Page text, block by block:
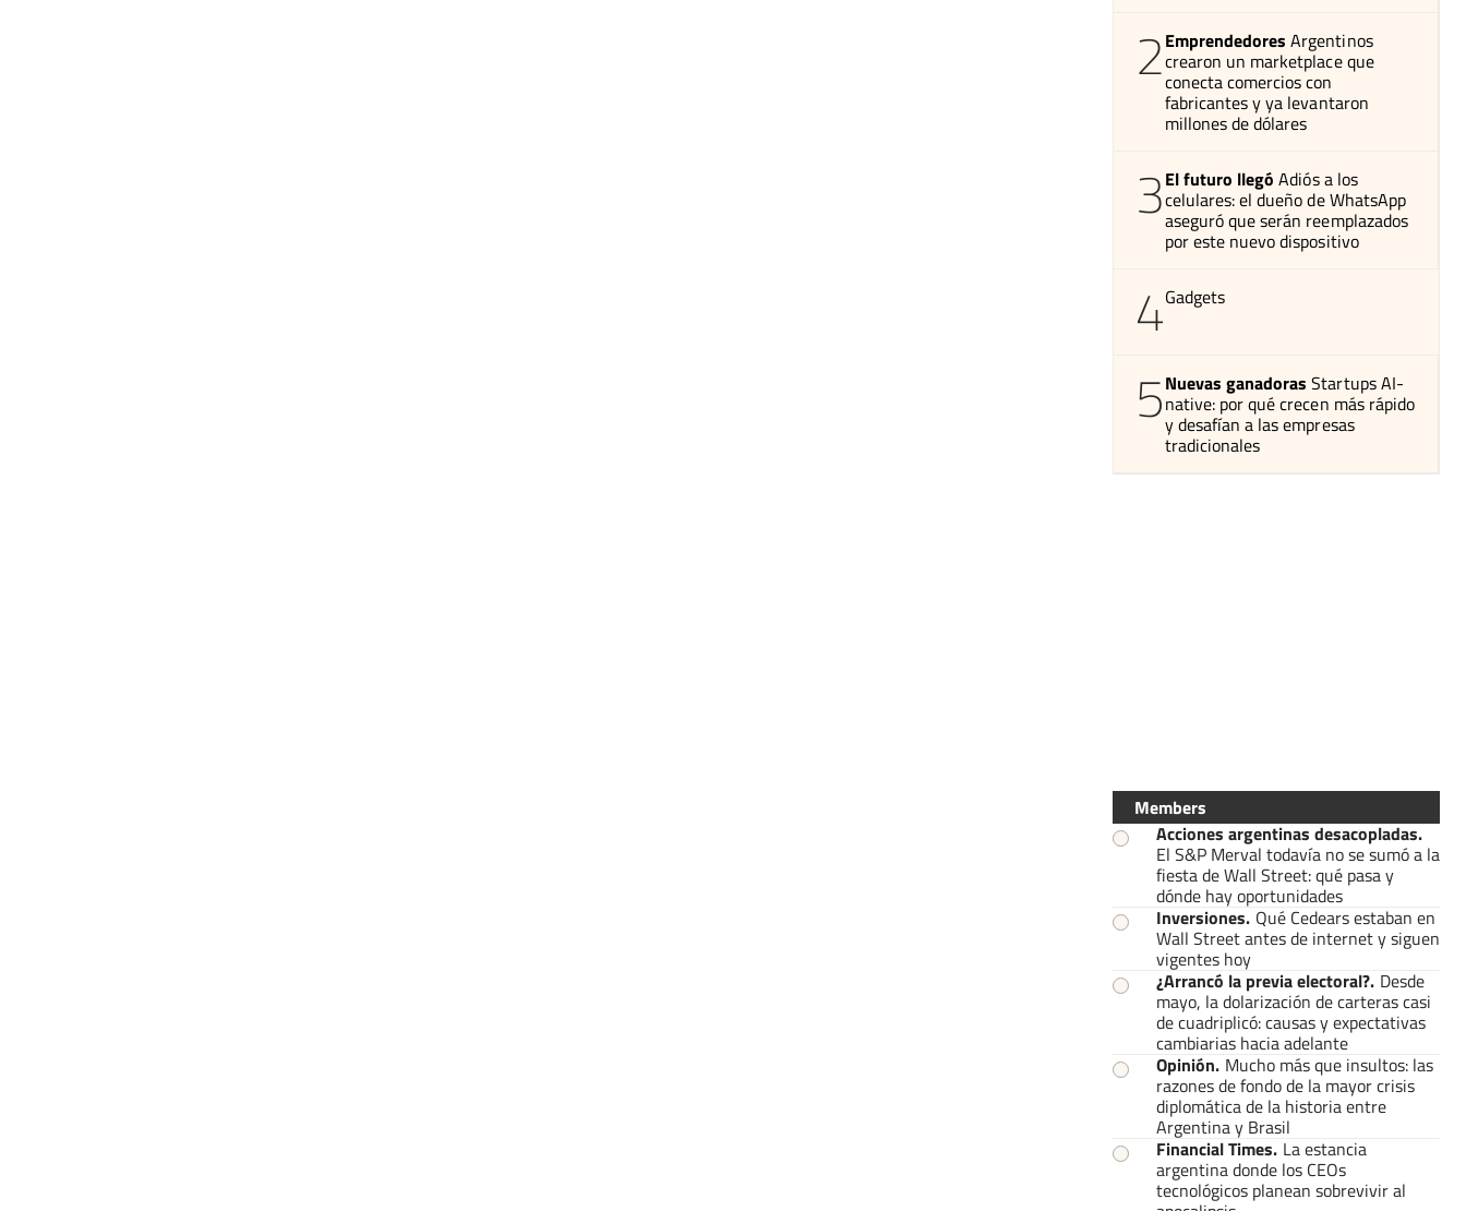
2Emprendedores Argentinos
crearon un marketplace que
conecta comercios con
fabricantes y ya levantaron
millones de dólares
3El futuro llegó Adiós a los
celulares: el dueño de WhatsApp
aseguró que serán reemplazados
por este nuevo dispositivo
4Gadgets
5Nuevas ganadoras Startups AI-
native: por qué crecen más rápido
y desafían a las empresas
tradicionales
Members
Acciones argentinas desacopladas.
El S&P Merval todavía no se sumó a la
fiesta de Wall Street: qué pasa y
dónde hay oportunidades
Inversiones. Qué Cedears estaban en
Wall Street antes de internet y siguen
vigentes hoy
¿Arrancó la previa electoral?. Desde
mayo, la dolarización de carteras casi
de cuadriplicó: causas y expectativas
cambiarias hacia adelante
Opinión. Mucho más que insultos: las
razones de fondo de la mayor crisis
diplomática de la historia entre
Argentina y Brasil
Financial Times. La estancia
argentina donde los CEOs
tecnológicos planean sobrevivir al